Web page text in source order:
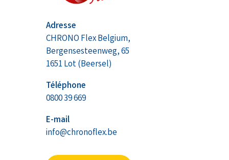
Adresse
CHRONO Flex Belgium,
Bergensesteenweg, 65
1651 Lot (Beersel)
Téléphone
0800 39 669
E-mail
info@chronoflex.be